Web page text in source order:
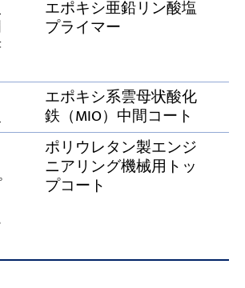
エポキシ亜鉛リン酸塩
プライマー
エポキシ系雲母状酸化
鉄（MIO）中間コート
ポリウレタン製エンジ
ニアリング機械用トッ
プコート